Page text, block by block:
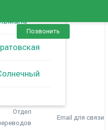
Позвонить
Отдел
Email для связи